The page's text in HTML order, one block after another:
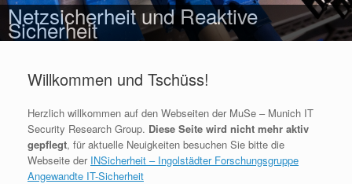
Netzsicherheit und Reaktive
Sicherheit
Willkommen und Tschüss!
Herzlich willkommen auf den Webseiten der MuSe – Munich IT
Security Research Group. Diese Seite wird nicht mehr aktiv
gepflegt, für aktuelle Neuigkeiten besuchen Sie bitte die
Webseite der INSicherheit – Ingolstädter Forschungsgruppe
Angewandte IT-Sicherheit